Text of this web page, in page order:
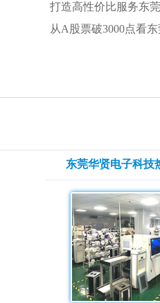
打造高性价比服务东
从A股票破3000点看
东莞华贤电子科技